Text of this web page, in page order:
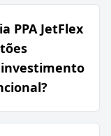
PPA JetFlex
investimento